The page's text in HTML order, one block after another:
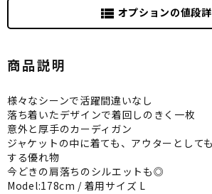
view_list オプションの値段
商品説明
様々なシーンで活躍間違いなし
落ち着いたデザインで着回しのきく一枚
意外と厚手のカーディガン
ジャケットの中に着ても、アウターとして
する優れ物
今どきの肩落ちのシルエットも◎
Model:178cm / 着用サイズ L